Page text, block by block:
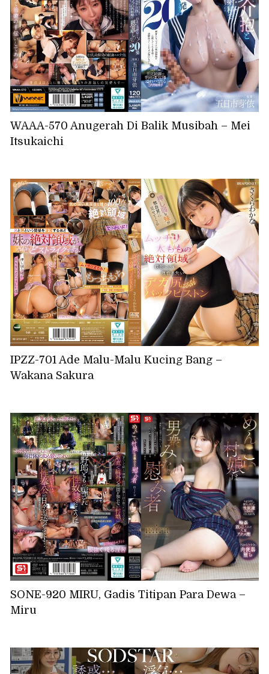
WAAA-570 Anugerah Di Balik Musibah – Mei
Itsukaichi
IPZZ-701 Ade Malu-Malu Kucing Bang –
Wakana Sakura
SONE-920 MIRU, Gadis Titipan Para Dewa –
Miru